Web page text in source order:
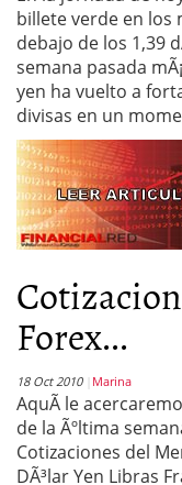
billete verde en los
debajo de los 1,39
semana pasada
yen ha vuelto a
divisas en un
Forex...
18 Oct 2010 Marina
AquÃ­ le
de la Ãºltima
Cotizaciones del
DÃ³lar Yen Libras